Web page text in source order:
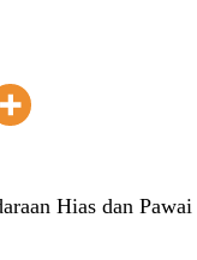
Hias dan Pawai